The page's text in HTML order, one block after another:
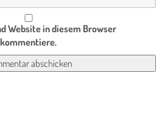
Website in diesem Browser